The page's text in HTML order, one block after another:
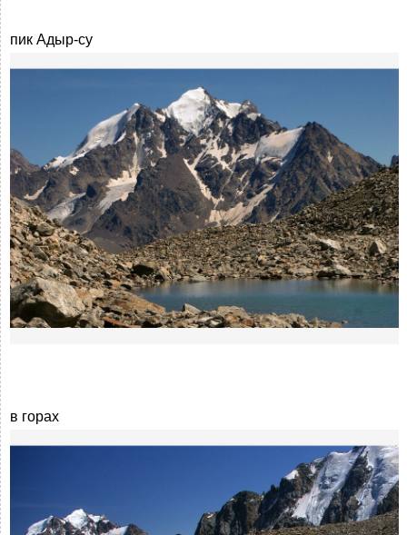
пик Адыр-су
в горах